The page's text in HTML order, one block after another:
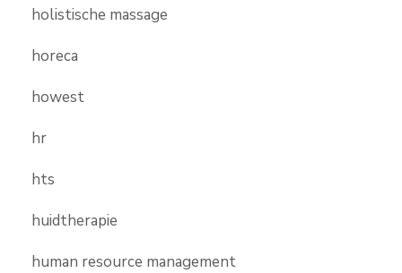
holistische massage
horeca
howest
hr
hts
huidtherapie
human resource management